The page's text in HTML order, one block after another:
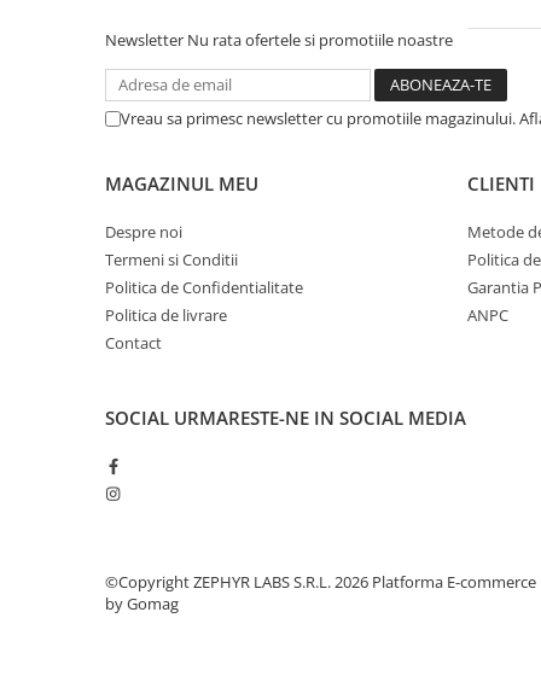
Newsletter Nu rata ofertele si promotiile noastre
Vreau sa primesc newsletter cu promotiile magazinului.
MAGAZINUL MEU
Despre noi
Termeni si Conditii
Politica de Confidentialitate
Politica de livrare
Contact
CLIENTI
Metode
Politica
Garantia
ANPC
SOCIAL URMARESTE-NE IN SOCIAL MEDIA
©Copyright ZEPHYR LABS S.R.L. 2026 Platforma E-commerce
by Gomag